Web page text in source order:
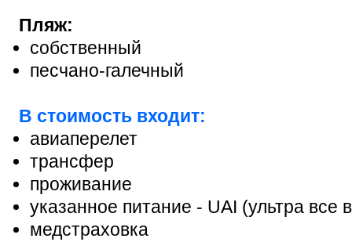
Пляж:
собственный
песчано-галечный
В стоимость входит:
авиаперелет
трансфер
проживание
указанное питание - UAI (ультра все
медстраховка